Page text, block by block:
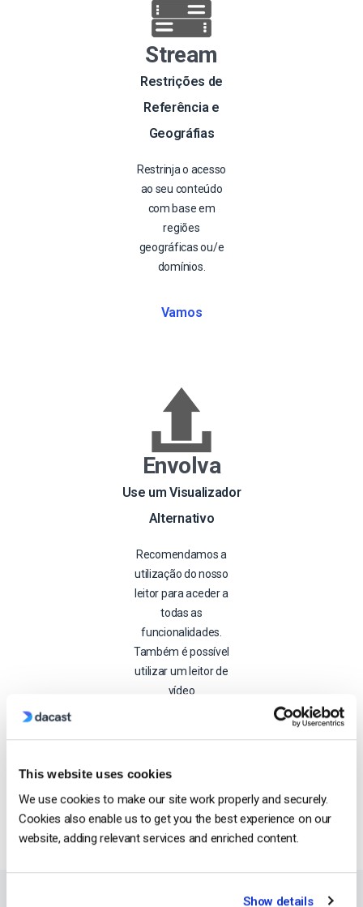
This website uses cookies
We use cookies to make our site work properly and securely.
Cookies also enable us to get you the best experience on our
website, adding relevant services and enriched content.
Show details
Stream
Restrições de
Referência e
Geográfias
Restrinja o acesso
ao seu conteúdo
com base em
regiões
geográficas ou/e
domínios.
Vamos
Envolva
Use um Visualizador
Alternativo
Recomendamos a
utilização do nosso
leitor para aceder a
todas as
funcionalidades.
Também é possível
utilizar um leitor de
vídeo